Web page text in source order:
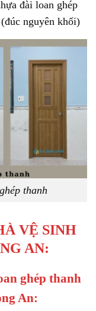
đài loan ghép
nguyên khối)
thanh
VỆ SINH
AN:
ghép thanh
An: